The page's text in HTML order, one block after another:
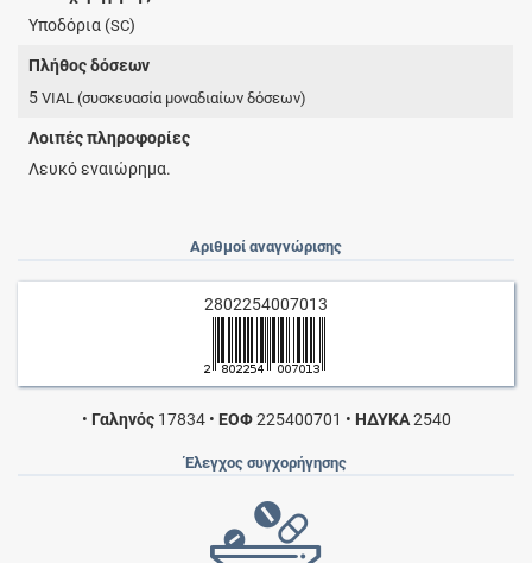
Υποδόρια (SC)
Πλήθος δόσεων
5VIAL (συσκευασία μοναδιαίων δόσεων)
Λοιπές πληροφορίες
Λευκό εναιώρημα.
Αριθμοί αναγνώρισης
2802254007013
• Γαληνός17834 • ΕΟΦ225400701 • ΗΔΥΚΑ2540
Έλεγχος συγχορήγησης